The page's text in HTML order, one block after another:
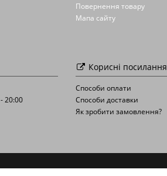
Повернення товару
Мапа сайту
20:00
Корисні посилання
Способи оплати
Способи доставки
Як зробити замовлення?